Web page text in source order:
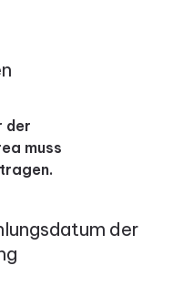
der
muss
der